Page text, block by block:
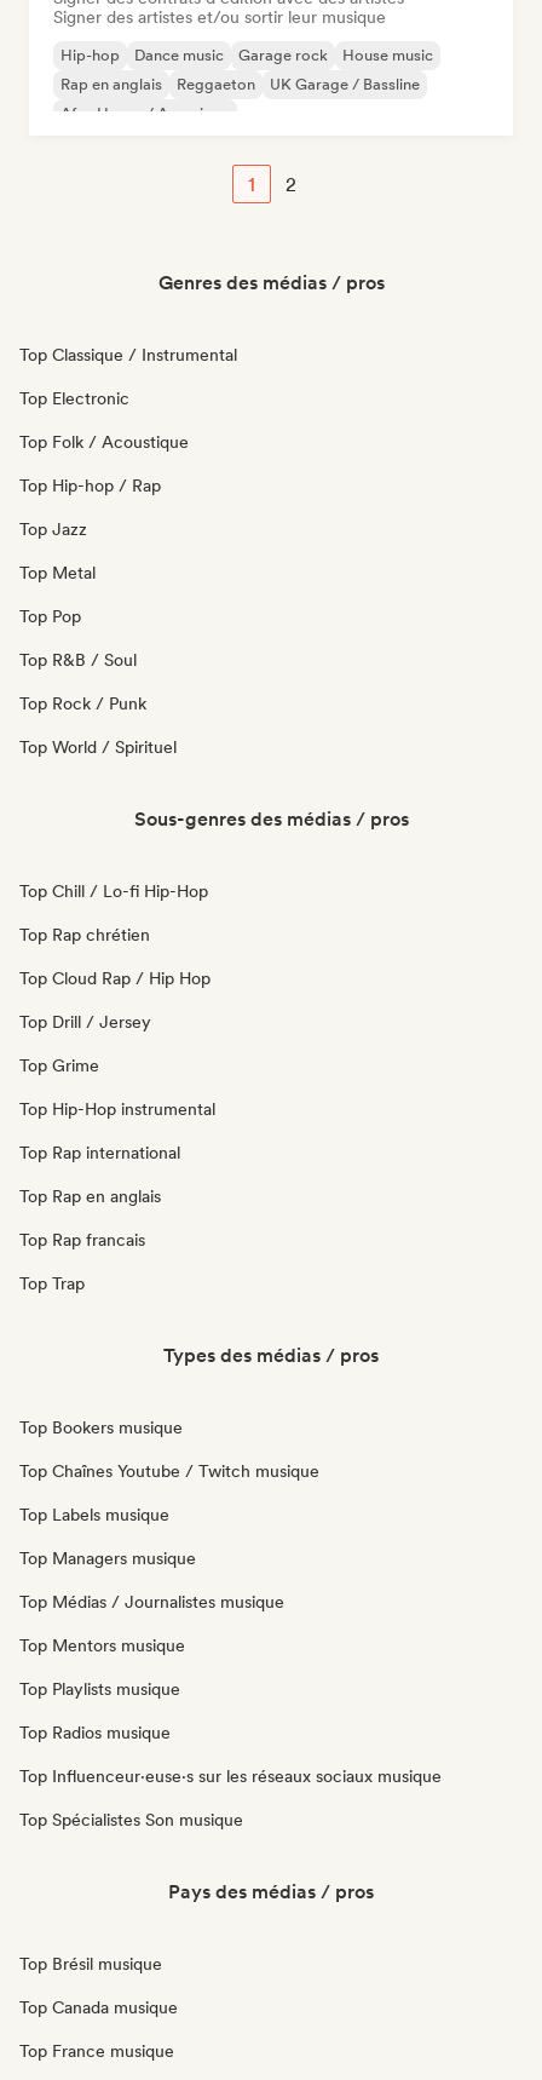
Signer des artistes et/ou sortir leur musique
Hip-hop Dance music Garage rock
House music
Rap en anglais
Reggaeton
UK Garage / Bassline
Afro House / Amapiano
1 2
Genres des médias / pros
Top Classique / Instrumental
Top Electronic
Top Folk / Acoustique
Top Hip-hop / Rap
Top Jazz
Top Metal
Top Pop
Top R&B / Soul
Top Rock / Punk
Top World / Spirituel
Sous-genres des médias / pros
Top Chill / Lo-fi Hip-Hop
Top Rap chrétien
Top Cloud Rap / Hip Hop
Top Drill / Jersey
Top Grime
Top Hip-Hop instrumental
Top Rap international
Top Rap en anglais
Top Rap francais
Top Trap
Types des médias / pros
Top Bookers musique
Top Chaînes Youtube / Twitch musique
Top Labels musique
Top Managers musique
Top Médias / Journalistes musique
Top Mentors musique
Top Playlists musique
Top Radios musique
Top Influenceur·euse·s sur les réseaux sociaux musique
Top Spécialistes Son musique
Pays des médias / pros
Top Brésil musique
Top Canada musique
Top France musique